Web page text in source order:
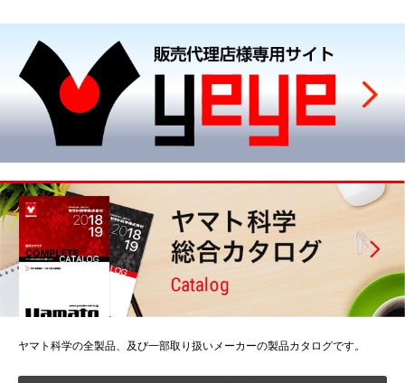
ヤマト科学の全製品、及び一部取り扱いメーカーの製品カタログです。